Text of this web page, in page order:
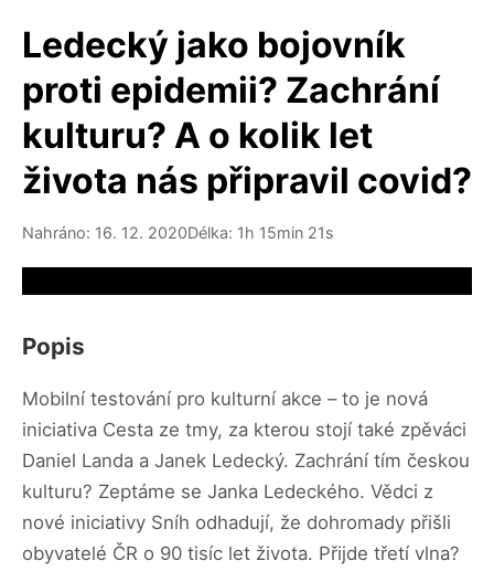
Ledecký jako bojovník
proti epidemii? Zachrání
kulturu? A o kolik let
života nás připravil covid?
Nahráno: 16. 12. 2020Délka: 1h 15min 21s
Popis
Mobilní testování pro kulturní akce – to je nová
iniciativa Cesta ze tmy, za kterou stojí také zpěváci
Daniel Landa a Janek Ledecký. Zachrání tím českou
kulturu? Zeptáme se Janka Ledeckého. Vědci z
nové iniciativy Sníh odhadují, že dohromady přišli
obyvatelé ČR o 90 tisíc let života. Přijde třetí vlna?